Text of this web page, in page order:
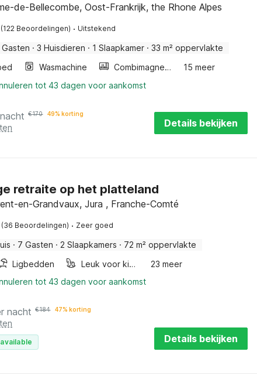
de-Bellecombe, Oost-Frankrijk, the Rhone Alpes
(122 Beoordelingen) · Uitstekend
Gasten · 3 Huisdieren · 1 Slaapkamer · 33 m² oppervlakte
Wasmachine Combimagnetron
15 meer
tot 43 dagen voor aankomst
€170 49% korting
Details bekijken
retraite op het platteland
Saint-Laurent-en-Grandvaux, Jura , Franche-Comté
(36 Beoordelingen) · Zeer goed
· 7 Gasten · 2 Slaapkamers · 72 m² oppervlakte
Ligbedden Leuk voor kinderen
23 meer
tot 43 dagen voor aankomst
nacht €184 47% korting
Details bekijken